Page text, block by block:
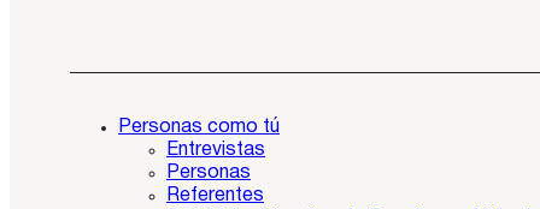
Personas como tú
Entrevistas
Personas
Referentes